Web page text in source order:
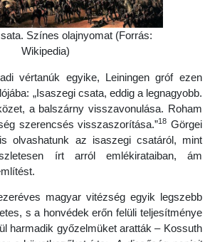
Színes olajnyomat (Forrás:
Wikipedia)
vértanúk egyike, Leiningen gróf ezen
„Isaszegi csata, eddig a legnagyobb.
a balszárny visszavonulása. Roham
szerencsés visszaszorítása.”18 Görgei
olvashatunk az isaszegi csatáról, mint
írt arról emlékirataiban, ám
magyar vitézség egyik legszebb
s a honvédek erőn felüli teljesítménye
harmadik győzelmüket aratták – Kossuth